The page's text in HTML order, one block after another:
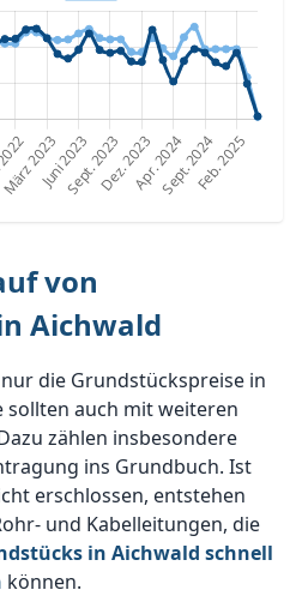
von
Aichwald
die Grundstückspreise in
sollten auch mit weiteren
zählen insbesondere
ins Grundbuch. Ist
erschlossen, entstehen
und Kabelleitungen, die
in Aichwald schnell
können.